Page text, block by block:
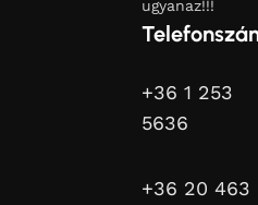
ugyanaz!!!
+36 1 253
5636
+36 20 463